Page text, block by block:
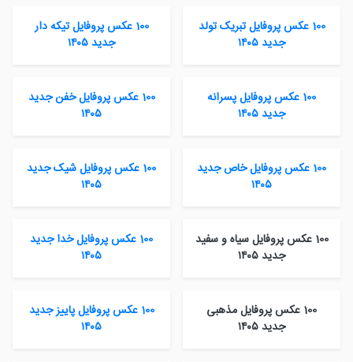
100 عکس پروفایل تبریک تولد
جدید ۱۴۰۵
100 عکس پروفایل تیکه دار
جدید ۱۴۰۵
100 عکس پروفایل پسرانه
جدید ۱۴۰۵
100 عکس پروفایل خفن جدید
۱۴۰۵
100 عکس پروفایل خاص جدید
۱۴۰۵
100 عکس پروفایل شیک جدید
۱۴۰۵
100 عکس پروفایل سیاه و سفید
جدید ۱۴۰۵
100 عکس پروفایل خدا جدید
۱۴۰۵
100 عکس پروفایل مذهبی
جدید ۱۴۰۵
100 عکس پروفایل پاییز جدید
۱۴۰۵